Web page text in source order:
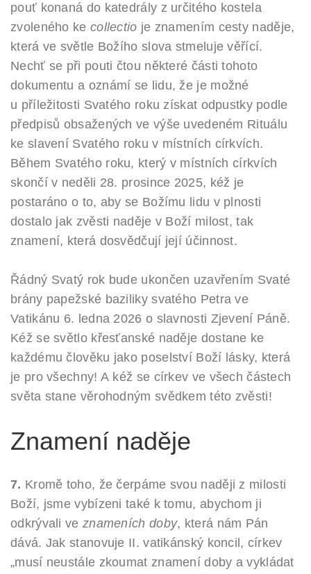
pouť konaná do katedrály z určitého kostela
zvoleného ke collectio je znamením cesty naděje,
která ve světle Božího slova stmeluje věřící.
Nechť se při pouti čtou některé části tohoto
dokumentu a oznámí se lidu, že je možné
u příležitosti Svatého roku získat odpustky podle
předpisů obsažených ve výše uvedeném Rituálu
ke slavení Svatého roku v místních církvích.
Během Svatého roku, který v místních církvích
skončí v neděli 28. prosince 2025, kéž je
postaráno o to, aby se Božímu lidu v plnosti
dostalo jak zvěsti naděje v Boží milost, tak
znamení, která dosvědčují její účinnost.
Řádný Svatý rok bude ukončen uzavřením Svaté
brány papežské baziliky svatého Petra ve
Vatikánu 6. ledna 2026 o slavnosti Zjevení Páně.
Kéž se světlo křesťanské naděje dostane ke
každému člověku jako poselství Boží lásky, která
je pro všechny! A kéž se církev ve všech částech
světa stane věrohodným svědkem této zvěsti!
Znamení naděje
7. Kromě toho, že čerpáme svou naději z milosti
Boží, jsme vybízeni také k tomu, abychom ji
odkrývali ve znameních doby, která nám Pán
dává. Jak stanovuje II. vatikánský koncil, církev
„musí neustále zkoumat znamení doby a vykládat